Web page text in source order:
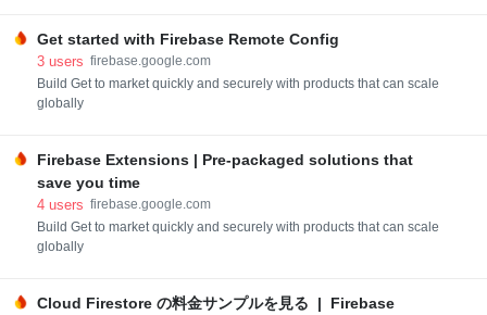
Get started with Firebase Remote Config
3 users firebase.google.com
Build Get to market quickly and securely with products that can scale
globally
Firebase Extensions | Pre-packaged solutions that
save you time
4 users firebase.google.com
Build Get to market quickly and securely with products that can scale
globally
Cloud Firestore の料金サンプルを見る | Firebase